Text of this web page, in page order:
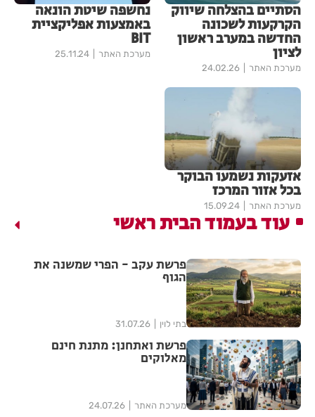
הסתיים בהצלחה שיווק
הקרקעות לשכונה
החדשה במערב ראשון
לציון
מערכת האתר 24.02.26
נחשפה שיטת הונאה
באמצעות אפליקציית
BIT
מערכת האתר 25.11.24
אזעקות נשמעו הבוקר
בכל אזור המרכז
מערכת האתר 15.09.24
עוד בעמוד הבית ראשי
פרשת עקב - הפרי שמשנה את
הגוף
בתי לוין 31.07.26
פרשת ואתחנן: מתנת חינם
מאלוקים
מערכת האתר 24.07.26